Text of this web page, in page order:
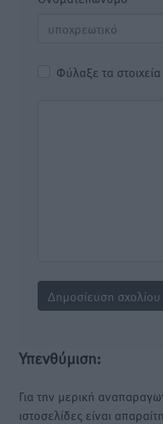
Φύλαξε τα
Υπενθύμιση:
Για την μερική
ιστοσελίδες είναι